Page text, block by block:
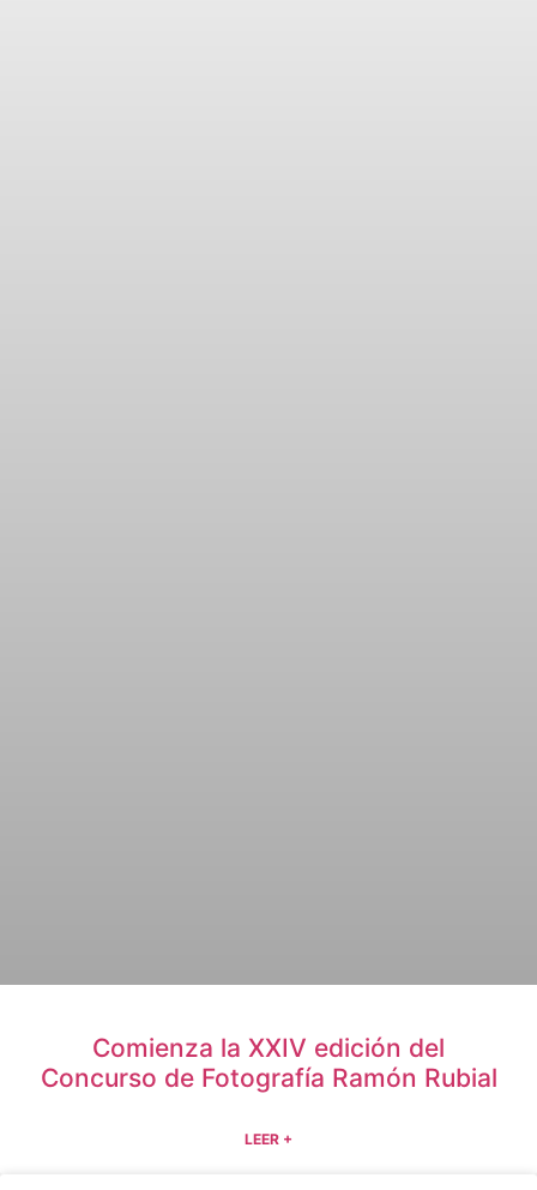
Comienza la XXIV edición del
Concurso de Fotografía Ramón Rubial
LEER +